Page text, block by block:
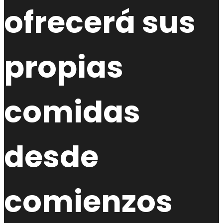
ofrecerá sus
propias
comidas
desde
comienzos